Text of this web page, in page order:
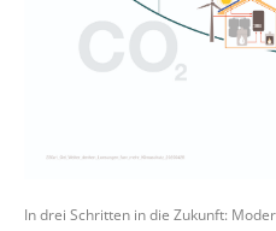
In drei Schritten in die Zukunft: